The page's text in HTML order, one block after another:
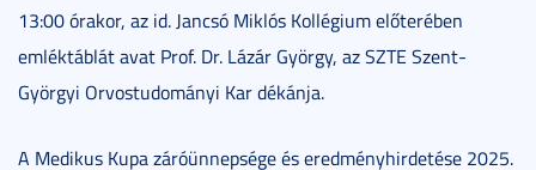
13:00 órakor, az id. Jancsó Miklós Kollégium előterében
emléktáblát avat Prof. Dr. Lázár György, az SZTE Szent-
Györgyi Orvostudományi Kar dékánja.
A Medikus Kupa záróünnepsége és eredményhirdetése 2025.